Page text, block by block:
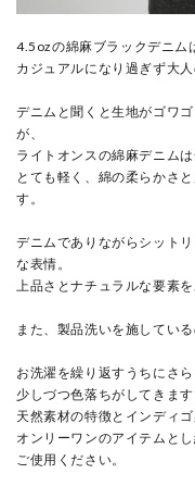
4.5ozの綿麻ブラックデニム
カジュアルになり過ぎず大
デニムと聞くと生地がゴワ
が、
ライトオンスの綿麻デニム
とても軽く、綿の柔らかさ
す。
デニムでありながらシット
な表情。
上品さとナチュラルな要素
また、製品洗いを施してい
お洗濯を繰り返すうちにさ
少しづつ色落ちがしてきます
天然素材の特徴とインディ
オンリーワンのアイテムと
ご使用ください。